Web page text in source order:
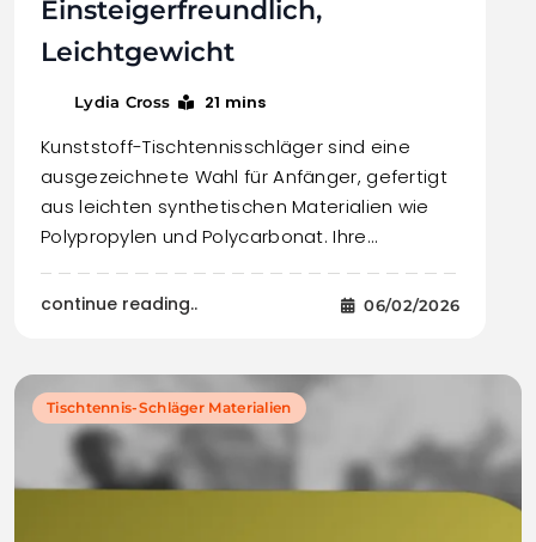
Einsteigerfreundlich,
Leichtgewicht
Lydia Cross 21 mins
Kunststoff-Tischtennisschläger sind eine
ausgezeichnete Wahl für Anfänger, gefertigt
aus leichten synthetischen Materialien wie
Polypropylen und Polycarbonat. Ihre…
continue reading.. 06/02/2026
Tischtennis-Schläger Materialien